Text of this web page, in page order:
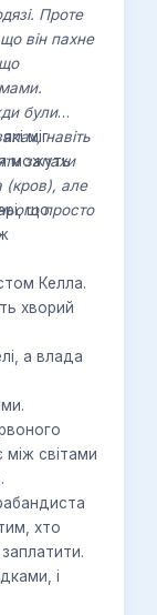
Проте
він пахне
були
навіть
запахи
(кров), але
просто
міг
можуть
що
Келла.
хворий
а влада
світами
хто
і